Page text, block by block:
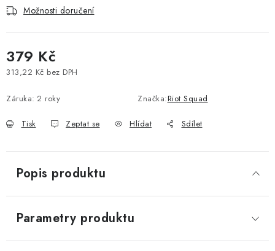
Možnosti doručení
379 Kč
313,22 Kč bez DPH
Záruka: 2 roky Značka:Riot Squad
Tisk Zeptat se Hlídat Sdílet
Popis produktu
Parametry produktu